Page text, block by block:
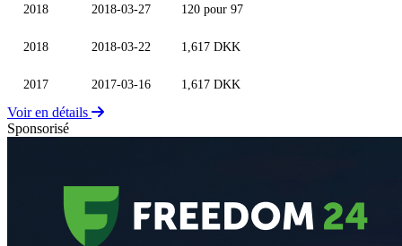
2018 2018-03-27 120 pour 97
2018 2018-03-22 1,617 DKK
2017 2017-03-16 1,617 DKK
Voir en détails
Sponsorisé